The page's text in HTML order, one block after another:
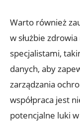
Warto również
w służbie
specjalistami,
danych, aby
zarządzania
współpraca jest
potencjalne luki